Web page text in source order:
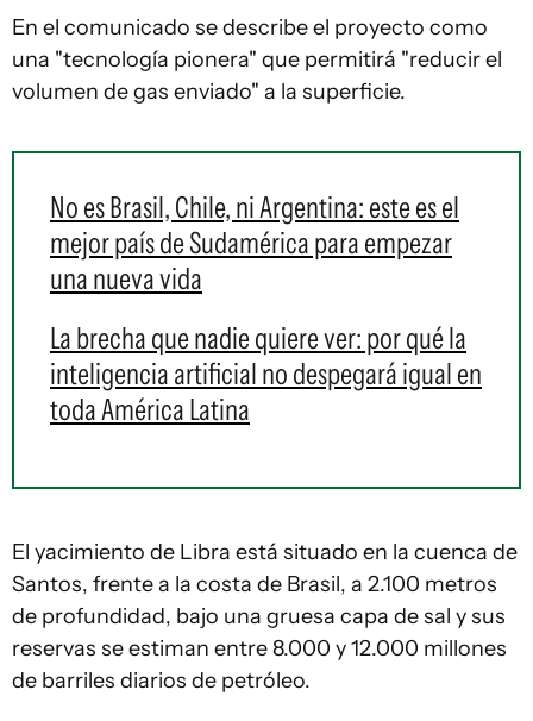
En el comunicado se describe el proyecto como
una "tecnología pionera" que permitirá "reducir el
volumen de gas enviado" a la superficie.
No es Brasil, Chile, ni Argentina: este es el
mejor país de Sudamérica para empezar
una nueva vida
La brecha que nadie quiere ver: por qué la
inteligencia artificial no despegará igual en
toda América Latina
El yacimiento de Libra está situado en la cuenca de
Santos, frente a la costa de Brasil, a 2.100 metros
de profundidad, bajo una gruesa capa de sal y sus
reservas se estiman entre 8.000 y 12.000 millones
de barriles diarios de petróleo.